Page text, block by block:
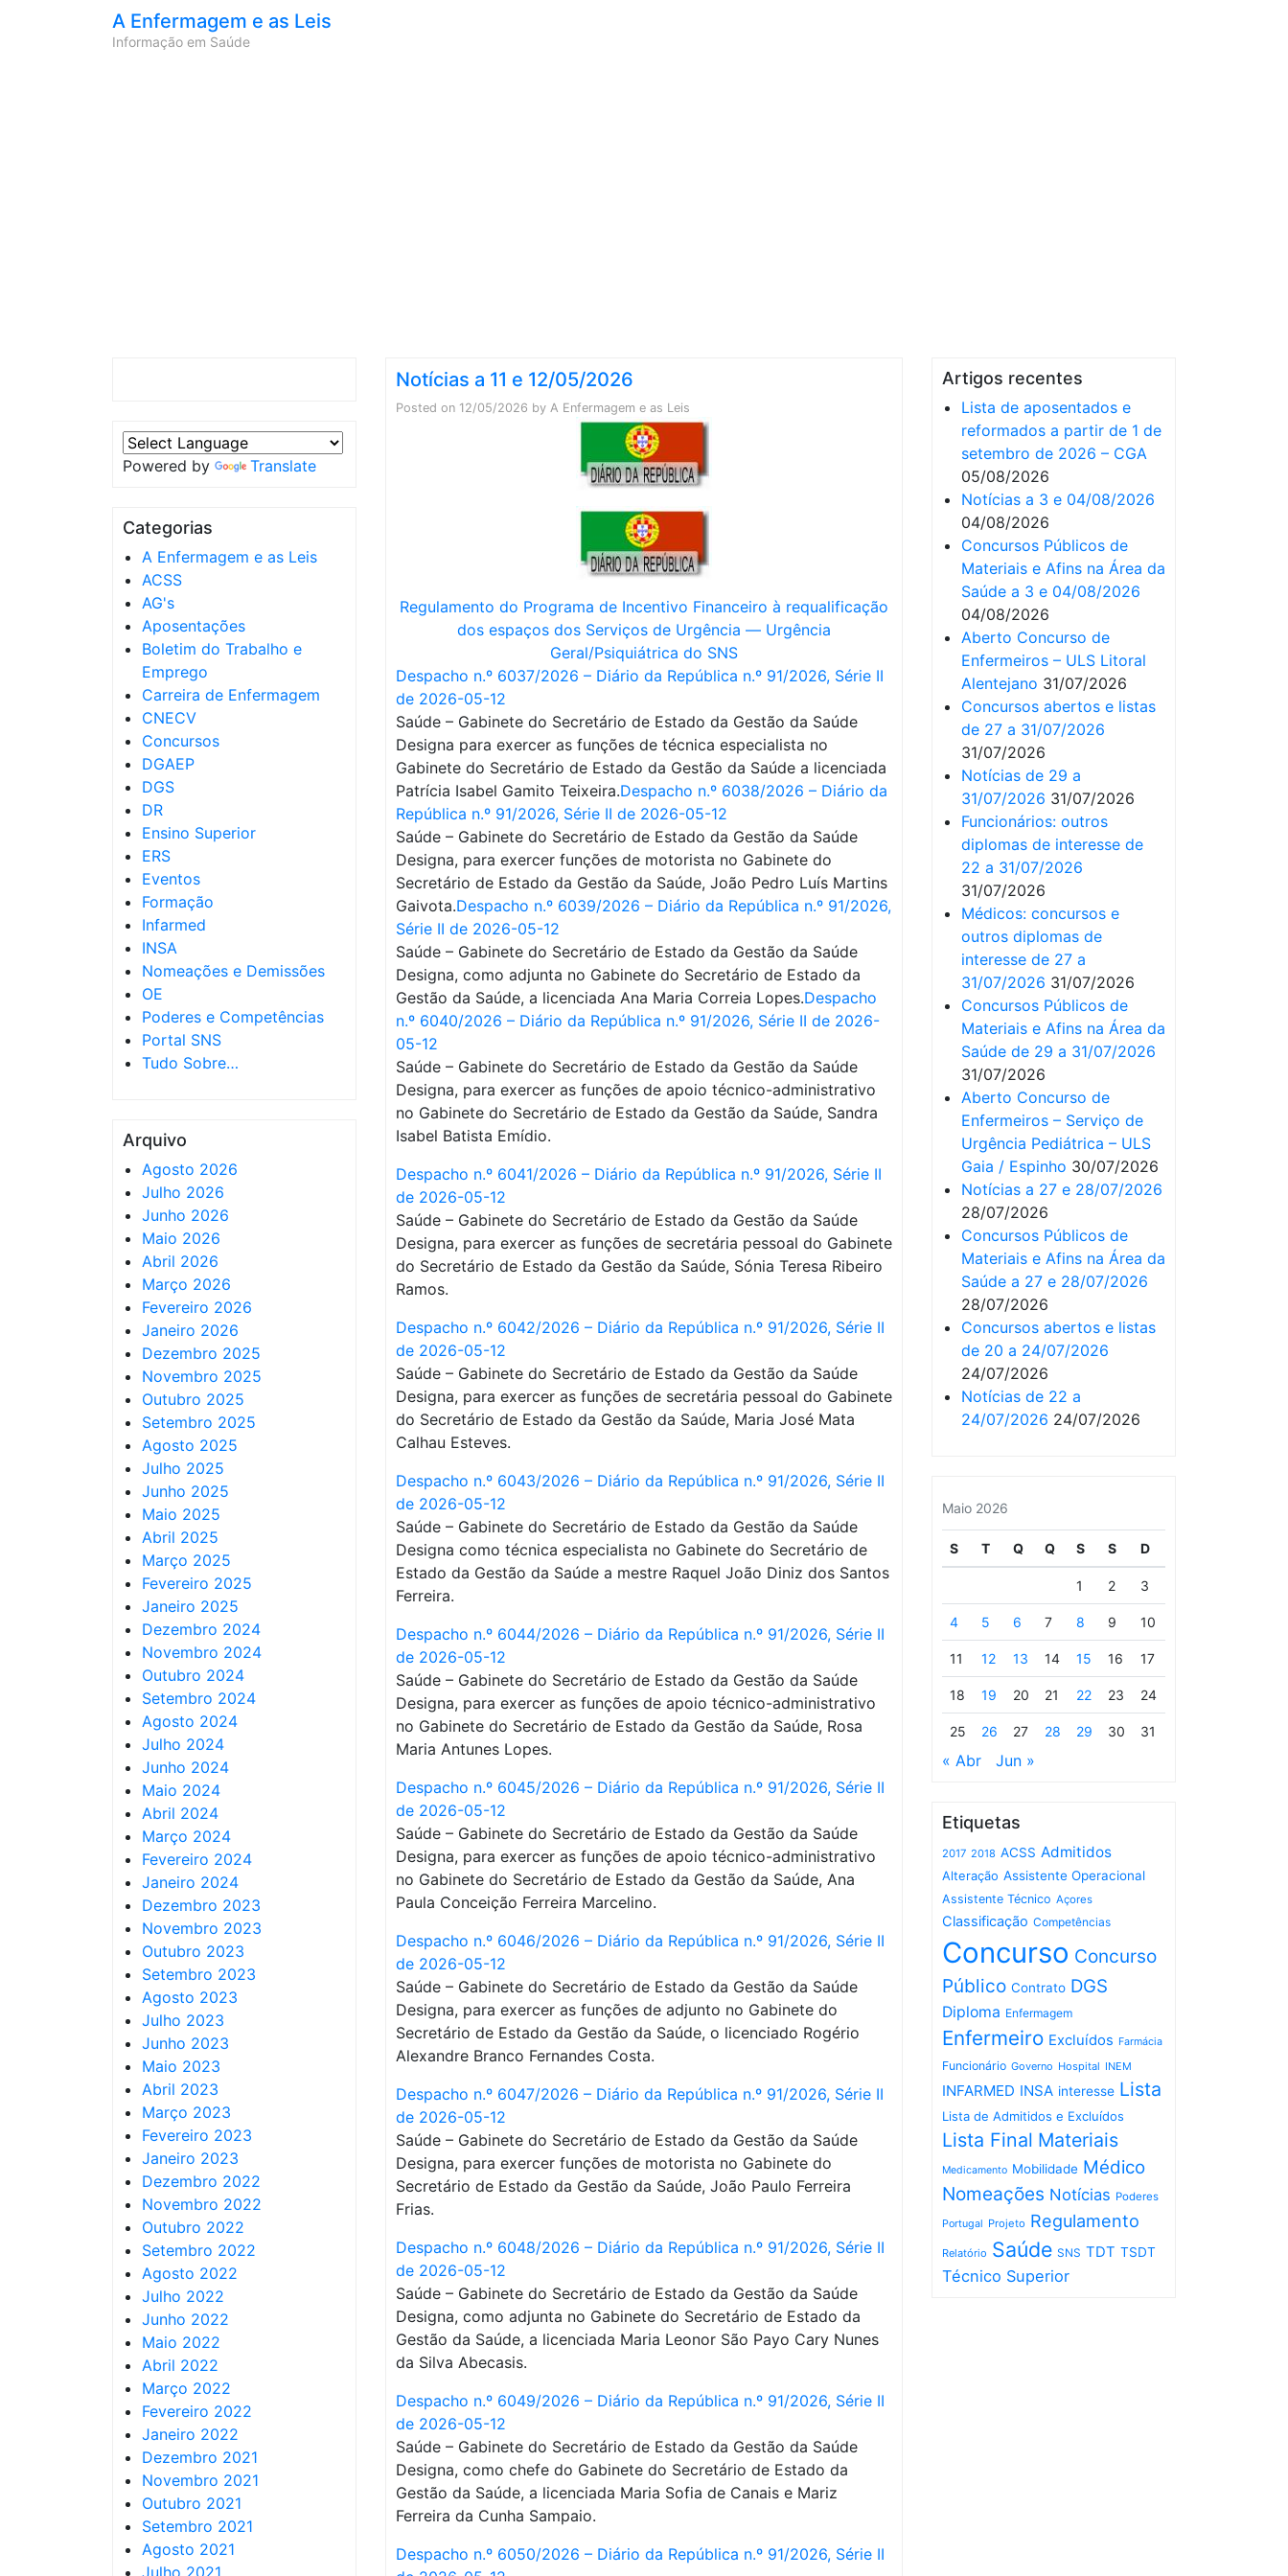
A Enfermagem e as Leis
Informação em Saúde
Powered by Translate
Categorias
A Enfermagem e as Leis
ACSS
AG's
Aposentações
Boletim do Trabalho e
Emprego
Carreira de Enfermagem
CNECV
Concursos
DGAEP
DGS
DR
Ensino Superior
ERS
Eventos
Formação
Infarmed
INSA
Nomeações e Demissões
OE
Poderes e Competências
Portal SNS
Tudo Sobre…
Arquivo
Agosto 2026
Julho 2026
Junho 2026
Maio 2026
Abril 2026
Março 2026
Fevereiro 2026
Janeiro 2026
Dezembro 2025
Novembro 2025
Outubro 2025
Setembro 2025
Agosto 2025
Julho 2025
Junho 2025
Maio 2025
Abril 2025
Março 2025
Fevereiro 2025
Janeiro 2025
Dezembro 2024
Novembro 2024
Outubro 2024
Setembro 2024
Agosto 2024
Julho 2024
Junho 2024
Maio 2024
Abril 2024
Março 2024
Fevereiro 2024
Janeiro 2024
Dezembro 2023
Novembro 2023
Outubro 2023
Setembro 2023
Agosto 2023
Julho 2023
Junho 2023
Maio 2023
Abril 2023
Março 2023
Fevereiro 2023
Janeiro 2023
Dezembro 2022
Novembro 2022
Outubro 2022
Setembro 2022
Agosto 2022
Julho 2022
Junho 2022
Maio 2022
Abril 2022
Março 2022
Fevereiro 2022
Janeiro 2022
Dezembro 2021
Novembro 2021
Outubro 2021
Setembro 2021
Agosto 2021
Julho 2021
Notícias a 11 e 12/05/2026
Posted on 12/05/2026 by A Enfermagem e as Leis
Regulamento do Programa de Incentivo Financeiro à requalificação
dos espaços dos Serviços de Urgência ― Urgência
Geral/Psiquiátrica do SNS
Despacho n.º 6037/2026 – Diário da República n.º 91/2026, Série II
de 2026-05-12
Saúde – Gabinete do Secretário de Estado da Gestão da Saúde
Designa para exercer as funções de técnica especialista no
Gabinete do Secretário de Estado da Gestão da Saúde a licenciada
Patrícia Isabel Gamito Teixeira.Despacho n.º 6038/2026 – Diário da
República n.º 91/2026, Série II de 2026-05-12
Saúde – Gabinete do Secretário de Estado da Gestão da Saúde
Designa, para exercer funções de motorista no Gabinete do
Secretário de Estado da Gestão da Saúde, João Pedro Luís Martins
Gaivota.Despacho n.º 6039/2026 – Diário da República n.º 91/2026,
Série II de 2026-05-12
Saúde – Gabinete do Secretário de Estado da Gestão da Saúde
Designa, como adjunta no Gabinete do Secretário de Estado da
Gestão da Saúde, a licenciada Ana Maria Correia Lopes.Despacho
n.º 6040/2026 – Diário da República n.º 91/2026, Série II de 2026-
05-12
Saúde – Gabinete do Secretário de Estado da Gestão da Saúde
Designa, para exercer as funções de apoio técnico-administrativo
no Gabinete do Secretário de Estado da Gestão da Saúde, Sandra
Isabel Batista Emídio.
Despacho n.º 6041/2026 – Diário da República n.º 91/2026, Série II
de 2026-05-12
Saúde – Gabinete do Secretário de Estado da Gestão da Saúde
Designa, para exercer as funções de secretária pessoal do Gabinete
do Secretário de Estado da Gestão da Saúde, Sónia Teresa Ribeiro
Ramos.
Despacho n.º 6042/2026 – Diário da República n.º 91/2026, Série II
de 2026-05-12
Saúde – Gabinete do Secretário de Estado da Gestão da Saúde
Designa, para exercer as funções de secretária pessoal do Gabinete
do Secretário de Estado da Gestão da Saúde, Maria José Mata
Calhau Esteves.
Despacho n.º 6043/2026 – Diário da República n.º 91/2026, Série II
de 2026-05-12
Saúde – Gabinete do Secretário de Estado da Gestão da Saúde
Designa como técnica especialista no Gabinete do Secretário de
Estado da Gestão da Saúde a mestre Raquel João Diniz dos Santos
Ferreira.
Despacho n.º 6044/2026 – Diário da República n.º 91/2026, Série II
de 2026-05-12
Saúde – Gabinete do Secretário de Estado da Gestão da Saúde
Designa, para exercer as funções de apoio técnico-administrativo
no Gabinete do Secretário de Estado da Gestão da Saúde, Rosa
Maria Antunes Lopes.
Despacho n.º 6045/2026 – Diário da República n.º 91/2026, Série II
de 2026-05-12
Saúde – Gabinete do Secretário de Estado da Gestão da Saúde
Designa, para exercer as funções de apoio técnico-administrativo
no Gabinete do Secretário de Estado da Gestão da Saúde, Ana
Paula Conceição Ferreira Marcelino.
Despacho n.º 6046/2026 – Diário da República n.º 91/2026, Série II
de 2026-05-12
Saúde – Gabinete do Secretário de Estado da Gestão da Saúde
Designa, para exercer as funções de adjunto no Gabinete do
Secretário de Estado da Gestão da Saúde, o licenciado Rogério
Alexandre Branco Fernandes Costa.
Despacho n.º 6047/2026 – Diário da República n.º 91/2026, Série II
de 2026-05-12
Saúde – Gabinete do Secretário de Estado da Gestão da Saúde
Designa, para exercer funções de motorista no Gabinete do
Secretário de Estado da Gestão da Saúde, João Paulo Ferreira
Frias.
Despacho n.º 6048/2026 – Diário da República n.º 91/2026, Série II
de 2026-05-12
Saúde – Gabinete do Secretário de Estado da Gestão da Saúde
Designa, como adjunta no Gabinete do Secretário de Estado da
Gestão da Saúde, a licenciada Maria Leonor São Payo Cary Nunes
da Silva Abecasis.
Despacho n.º 6049/2026 – Diário da República n.º 91/2026, Série II
de 2026-05-12
Saúde – Gabinete do Secretário de Estado da Gestão da Saúde
Designa, como chefe do Gabinete do Secretário de Estado da
Gestão da Saúde, a licenciada Maria Sofia de Canais e Mariz
Ferreira da Cunha Sampaio.
Despacho n.º 6050/2026 – Diário da República n.º 91/2026, Série II
Artigos recentes
Lista de aposentados e
reformados a partir de 1 de
setembro de 2026 – CGA
05/08/2026
Notícias a 3 e 04/08/2026
04/08/2026
Concursos Públicos de
Materiais e Afins na Área da
Saúde a 3 e 04/08/2026
04/08/2026
Aberto Concurso de
Enfermeiros – ULS Litoral
Alentejano 31/07/2026
Concursos abertos e listas
de 27 a 31/07/2026
31/07/2026
Notícias de 29 a
31/07/2026 31/07/2026
Funcionários: outros
diplomas de interesse de
22 a 31/07/2026
31/07/2026
Médicos: concursos e
outros diplomas de
interesse de 27 a
31/07/2026 31/07/2026
Concursos Públicos de
Materiais e Afins na Área da
Saúde de 29 a 31/07/2026
31/07/2026
Aberto Concurso de
Enfermeiros – Serviço de
Urgência Pediátrica – ULS
Gaia / Espinho 30/07/2026
Notícias a 27 e 28/07/2026
28/07/2026
Concursos Públicos de
Materiais e Afins na Área da
Saúde a 27 e 28/07/2026
28/07/2026
Concursos abertos e listas
de 20 a 24/07/2026
24/07/2026
Notícias de 22 a
24/07/2026 24/07/2026
Maio 2026
S T Q Q S S D
1 2 3
4 5 6 7 8 9 10
11 12 13 14 15 16 17
18 19 20 21 22 23 24
25 26 27 28 29 30 31
« Abr Jun »
Etiquetas
2017 2018 ACSS Admitidos
Alteração Assistente Operacional
Assistente Técnico Açores
Classificação Competências
Concurso Concurso
Público Contrato DGS
Diploma Enfermagem
Enfermeiro Excluídos Farmácia
Funcionário Governo Hospital INEM
INFARMED INSA interesse Lista
Lista de Admitidos e Excluídos
Lista Final Materiais
Medicamento Mobilidade Médico
Nomeações Notícias Poderes
Portugal Projeto Regulamento
Relatório Saúde SNS TDT TSDT
Técnico Superior